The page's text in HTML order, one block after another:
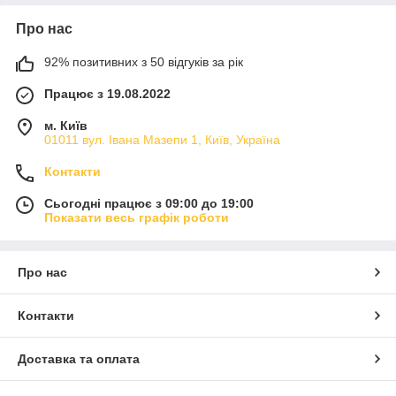
Про нас
92% позитивних з 50 відгуків за рік
Працює з 19.08.2022
м. Київ
01011 вул. Івана Мазепи 1, Київ, Україна
Контакти
Сьогодні працює з 09:00 до 19:00
Показати весь графік роботи
Про нас
Контакти
Доставка та оплата